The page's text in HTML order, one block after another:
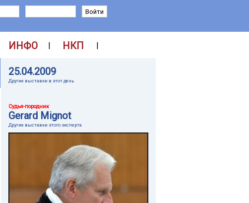
ИНФО | НКП |
25.04.2009
Другие выставки в этот день
Судья-породник
Gerard Mignot
Другие выставки этого эксперта